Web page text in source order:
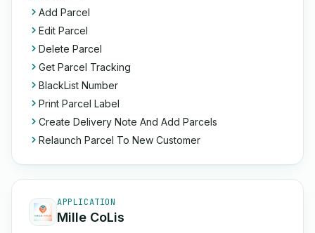
Add Parcel
Edit Parcel
Delete Parcel
Get Parcel Tracking
BlackList Number
Print Parcel Label
Create Delivery Note And Add Parcels
Relaunch Parcel To New Customer
APPLICATION
Mille CoLis